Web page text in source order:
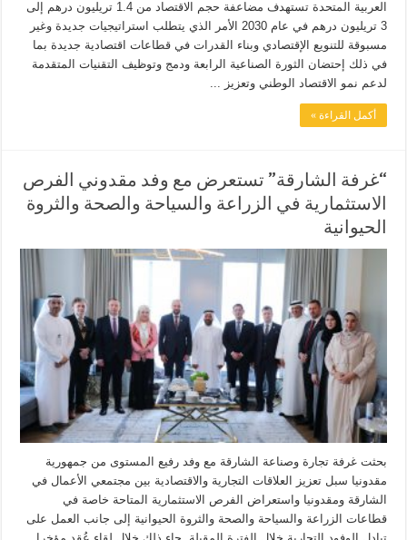
العربية المتحدة تستهدف مضاعفة حجم الاقتصاد من 1.4 تريليون درهم إلى
3 تريليون درهم في عام 2030 الأمر الذي يتطلب استراتيجيات جديدة وغير
مسبوقة للتنويع الإقتصادي وبناء القدرات في قطاعات اقتصادية جديدة بما
في ذلك إحتضان الثورة الصناعية الرابعة ودمج وتوظيف التقنيات المتقدمة
لدعم نمو الاقتصاد الوطني وتعزيز ...
أكمل القراءة »
“غرفة الشارقة” تستعرض مع وفد مقدوني الفرص
الاستثمارية في الزراعة والسياحة والصحة والثروة
الحيوانية
بحثت غرفة تجارة وصناعة الشارقة مع وفد رفيع المستوى من جمهورية
مقدونيا سبل تعزيز العلاقات التجارية والاقتصادية بين مجتمعي الأعمال في
الشارقة ومقدونيا واستعراض الفرص الاستثمارية المتاحة خاصة في
قطاعات الزراعة والسياحة والصحة والثروة الحيوانية إلى جانب العمل على